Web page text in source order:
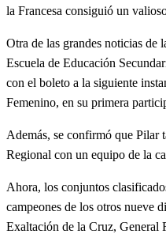
la Francesa consiguió un
Otra de las grandes noticias de
Escuela de Educación
con el boleto a la siguiente
Femenino, en su primera
Además, se confirmó que Pilar
Regional con un equipo de la
Ahora, los conjuntos
campeones de los otros nueve
Exaltación de la Cruz, General